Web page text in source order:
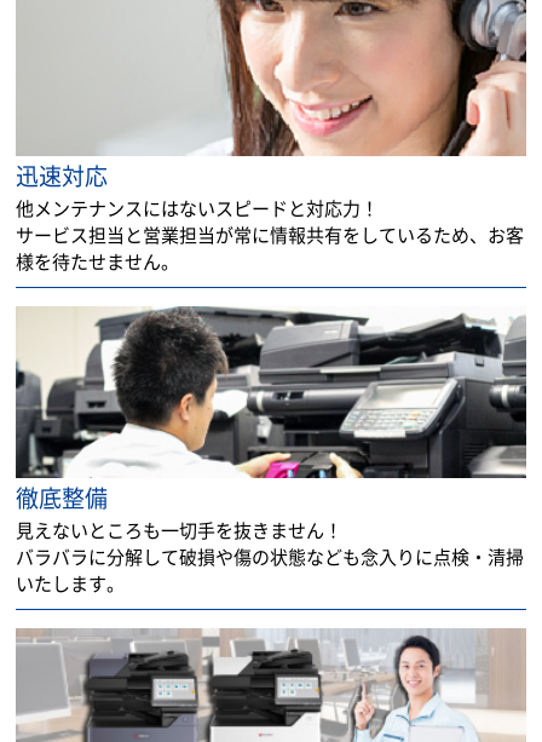
迅速対応
他メンテナンスにはないスピードと対応力！
サービス担当と営業担当が常に情報共有をしているため、お客
様を待たせません。
徹底整備
見えないところも一切手を抜きません！
バラバラに分解して破損や傷の状態なども念入りに点検・清掃
いたします。